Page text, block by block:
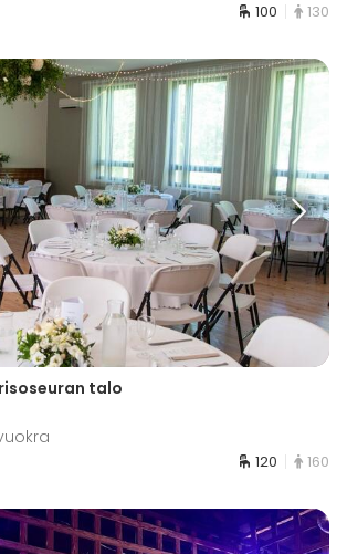
100 130
talo
120 160